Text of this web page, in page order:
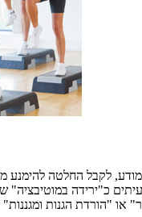
לקבל החלטה להימנע
כ"ירידה
"הורדת הגנות